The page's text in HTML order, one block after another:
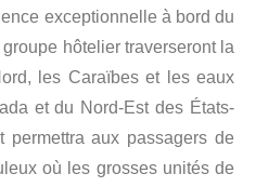
exceptionnelle à bord du
hôtelier traverseront la
les Caraïbes et les eaux
et du Nord-Est des États-
aux passagers de
où les grosses unités de